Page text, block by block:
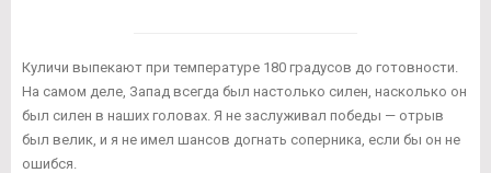
Куличи выпекают при температуре 180 градусов до готовности.
На самом деле, Запад всегда был настолько силен, насколько он
был силен в наших головах. Я не заслуживал победы — отрыв
был велик, и я не имел шансов догнать соперника, если бы он не
ошибся.